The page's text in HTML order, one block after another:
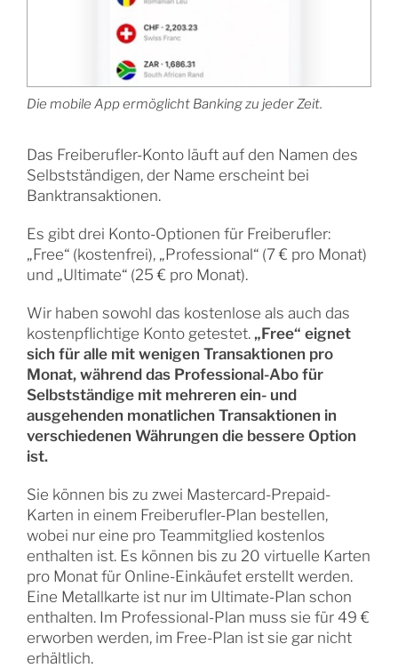
Die mobile App ermöglicht Banking zu jeder Zeit.
Das Freiberufler-Konto läuft auf den Namen des
Selbstständigen, der Name erscheint bei
Banktransaktionen.
Es gibt drei Konto-Optionen für Freiberufler:
„Free“ (kostenfrei), „Professional“ (7 € pro Monat)
und „Ultimate“ (25 € pro Monat).
Wir haben sowohl das kostenlose als auch das
kostenpflichtige Konto getestet. „Free“ eignet
sich für alle mit wenigen Transaktionen pro
Monat, während das Professional-Abo für
Selbstständige mit mehreren ein- und
ausgehenden monatlichen Transaktionen in
verschiedenen Währungen die bessere Option
ist.
Sie können bis zu zwei Mastercard-Prepaid-
Karten in einem Freiberufler-Plan bestellen,
wobei nur eine pro Teammitglied kostenlos
enthalten ist. Es können bis zu 20 virtuelle Karten
pro Monat für Online-Einkäufet erstellt werden.
Eine Metallkarte ist nur im Ultimate-Plan schon
enthalten. Im Professional-Plan muss sie für 49 €
erworben werden, im Free-Plan ist sie gar nicht
erhältlich.